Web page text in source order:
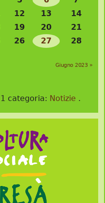
12 13
14
19 20
21
26 27
28
Giugno 2023 »
categoria: Notizie .